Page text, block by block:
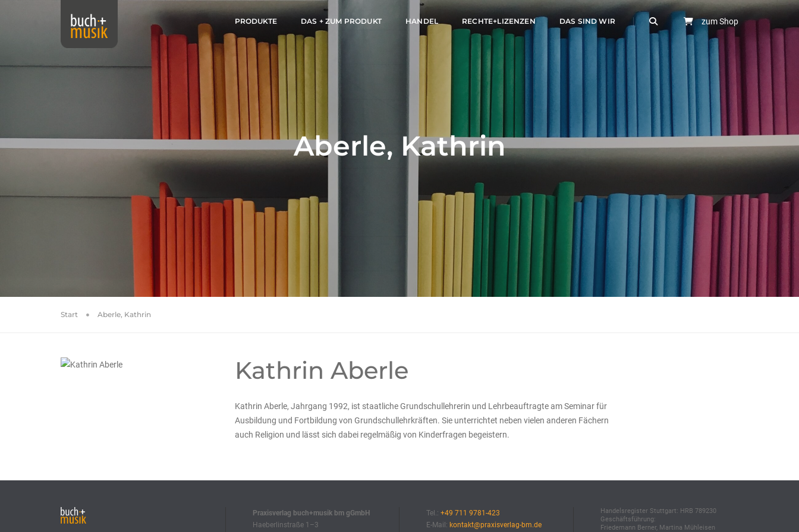
PRODUKTE DAS + ZUM PRODUKT HANDEL RECHTE+LIZENZEN DAS SIND WIR zum Shop
Aberle, Kathrin
Start Aberle, Kathrin
Kathrin Aberle
Kathrin Aberle, Jahrgang 1992, ist staatliche Grundschullehrerin und Lehrbeauftragte am Seminar für
Ausbildung und Fortbildung von Grundschullehrkräften. Sie unterrichtet neben vielen anderen Fächern
auch Religion und lässt sich dabei regelmäßig von Kinderfragen begeistern.
Praxisverlag buch+musik bm gGmbH
Haeberlinstraße 1–3
Tel.: +49 711 9781-423
E-Mail: kontakt@praxisverlag-bm.de
Handelsregister Stuttgart: HRB 789230
Geschäftsführung:
Friedemann Berner, Martina Mühleisen